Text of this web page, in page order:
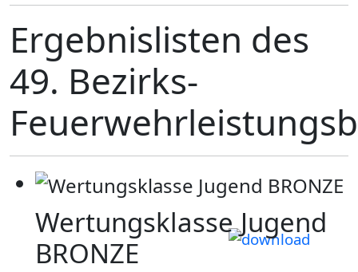
Ergebnislisten des
49. Bezirks-
Wertungsklasse Jugend
BRONZE